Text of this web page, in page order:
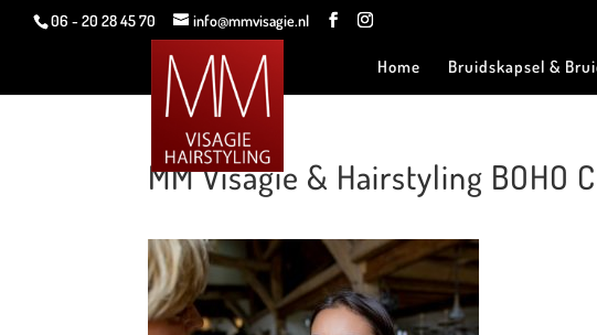
06 - 20 28 45 70 info@mmvisagie.nl
Home Bruidskapsel &
MM Visagie & Hairstyling BOHO